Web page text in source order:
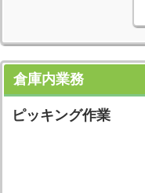
倉庫内業務
ピッキング作業